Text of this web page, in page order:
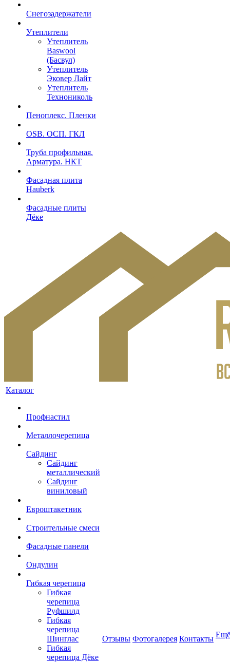
Снегозадержатели
Утеплители
Утеплитель
Baswool
(Басвул)
Утеплитель
Эковер Лайт
Утеплитель
Технониколь
Пеноплекс. Пленки
OSB. ОСП. ГКЛ
Труба профильная.
Арматура. НКТ
Фасадная плита
Hauberk
Фасадные плиты
Дёке
Каталог
Профнастил
Металлочерепица
Сайдинг
Сайдинг
металлический
Сайдинг
виниловый
Евроштакетник
Строительные смеси
Фасадные панели
Ондулин
Гибкая черепица
Гибкая
черепица
Руфшилд
Гибкая
черепица
Шинглас
Гибкая
черепица Дёке
Отзывы Фотогалерея Контакты Ещё